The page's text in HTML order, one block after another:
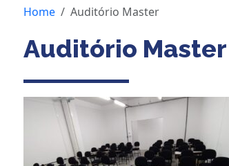
Home Auditório Master
Auditório Master